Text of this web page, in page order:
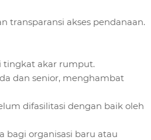
transparansi akses pendanaan.
tingkat akar rumput.
dan senior, menghambat
difasilitasi dengan baik oleh
bagi organisasi baru atau